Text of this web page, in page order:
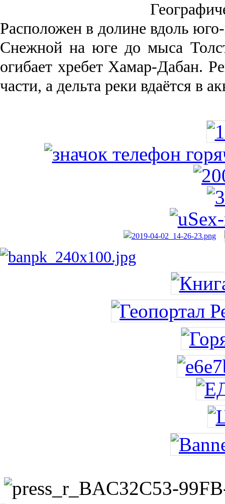
Рас­положен в долине вдоль
Снежной на юге до мыса
огибает хребет Хамар-Дабан.
части, а дельта реки вда­ётся в